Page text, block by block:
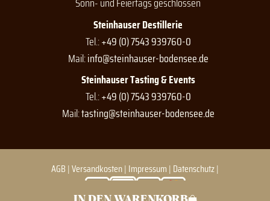
Steinhauser Destillerie
Tel.:+49 (0) 7543 939760-0
Mail:info@steinhauser-bodensee.de
Steinhauser Tasting & Events
Tel.:+49 (0) 7543 939760-0
Mail:tasting@steinhauser-bodensee.de
AGB |Versandkosten| Impressum | Datenschutz|